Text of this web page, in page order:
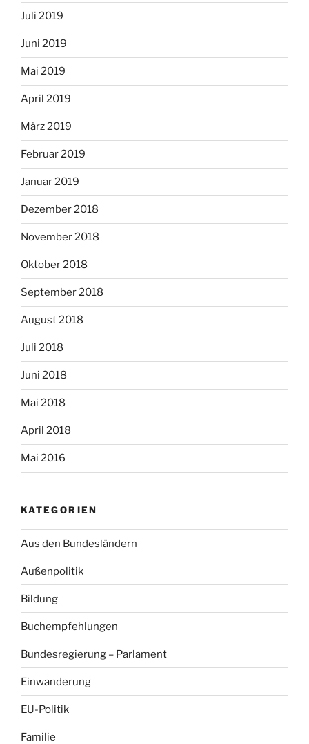
Juli 2019
Juni 2019
Mai 2019
April 2019
März 2019
Februar 2019
Januar 2019
Dezember 2018
November 2018
Oktober 2018
September 2018
August 2018
Juli 2018
Juni 2018
Mai 2018
April 2018
Mai 2016
KATEGORIEN
Aus den Bundesländern
Außenpolitik
Bildung
Buchempfehlungen
Bundesregierung – Parlament
Einwanderung
EU-Politik
Familie